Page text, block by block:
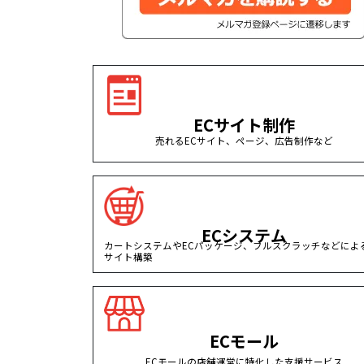
ECサイト制作
売れるECサイト、ページ、広告制作など
ECシステム
カートシステムやECパッケージ、フルスクラッチなどによ
サイト構築
ECモール